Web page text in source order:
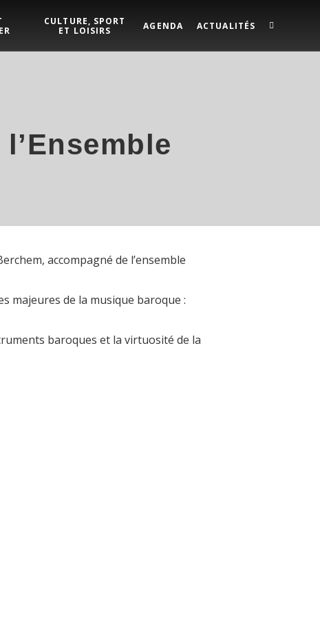
CULTURE, SPORT
ET LOISIRS
AGENDA ACTUALITÉS
accompagné de l’ensemble
majeures de la musique baroque :
baroques et la virtuosité de la